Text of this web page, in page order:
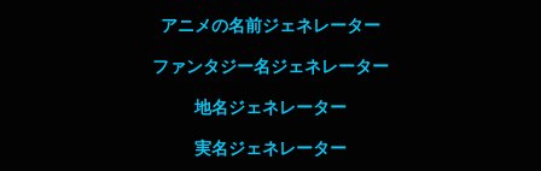
アニメの名前ジェネレーター
ファンタジー名ジェネレーター
地名ジェネレーター
実名ジェネレーター